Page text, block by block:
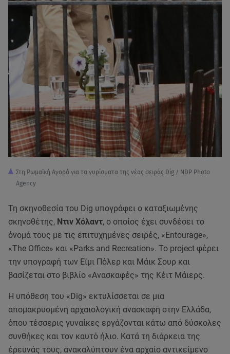
Στη Ρωμαϊκή Αγορά για τα γυρίσματα της νέας σειράς Dig / NDP Photo
Agency
Τη σκηνοθεσία του Dig υπογράφει ο καταξιωμένης
σκηνοθέτης, Ντιν Χόλαντ, ο οποίος έχει συνδέσει το
όνομά τους με τις επιτυχημένες σειρές, «Entourage»,
«Τhe Office» και «Parks and Recreation». Το project φέρει
την υπογραφή των Εϊμι Πόλερ και Μάικ Σουρ και
βασίζεται στο βιβλίο «Ανασκαφές» της Κέιτ Μάιερς.
Η υπόθεση του «Dig» εκτυλίσσεται σε μια
απομακρυσμένη αρχαιολογική ανασκαφή στην Ελλάδα,
όπου τέσσερις γυναίκες εργάζονται κάτω από δύσκολες
συνθήκες και τον καυτό ήλιο. Κατά τη διάρκεια της
έρευνάς τους, ανακαλύπτουν ένα αρχαίο αντικείμενο